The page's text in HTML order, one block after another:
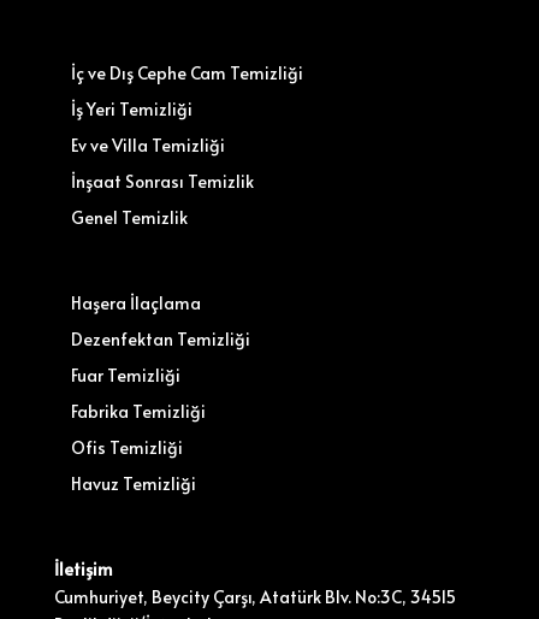
İç ve Dış Cephe Cam Temizliği
İş Yeri Temizliği
Ev ve Villa Temizliği
İnşaat Sonrası Temizlik
Genel Temizlik
Haşera İlaçlama
Dezenfektan Temizliği
Fuar Temizliği
Fabrika Temizliği
Ofis Temizliği
Havuz Temizliği
İletişim
Cumhuriyet, Beycity Çarşı, Atatürk Blv. No:3C, 34515